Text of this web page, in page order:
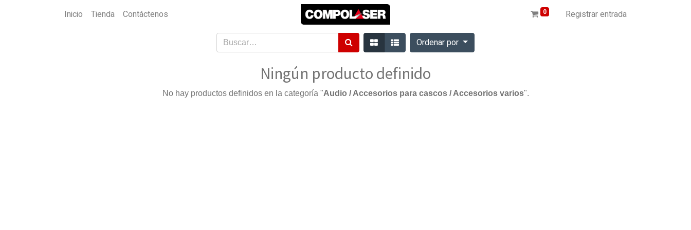
Inicio Tienda Contáctenos 0 Registrar entrada
Ordenar por
Ningún producto definido
No hay productos definidos en la categoría "Audio / Accesorios para cascos / Accesorios varios".